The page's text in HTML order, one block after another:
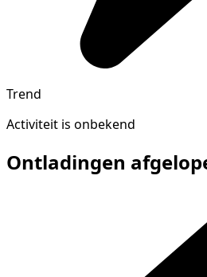
Trend
Activiteit is onbekend
Ontladingen